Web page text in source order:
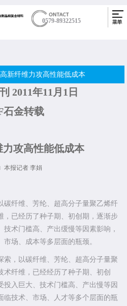
0579-89322515
新纤维力攻高性能低成本
2011年11月1日
石金转载
力攻高性能低成本
本报记者 李娟
碳纤维、芳纶、超高分子量聚乙烯纤
，已经历了种子期、初创期，逐渐步
术门槛高、产出缓慢等因素影响，
场、成本等多层面的瓶颈。
，以碳纤维、芳纶、超高分子量聚
纤维，已经经历了种子期、初创
入巨大、技术门槛高、产出慢等因
临技术、市场、人才等多个层面的瓶